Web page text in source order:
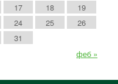
17 18
19
24 25
26
31
феб »